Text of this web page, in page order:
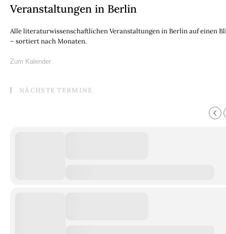
Veranstaltungen in Berlin
Alle literaturwissenschaftlichen Veranstaltungen in Berlin auf einen
– sortiert nach Monaten.
Zum Kalender
NÄCHSTE TERMINE